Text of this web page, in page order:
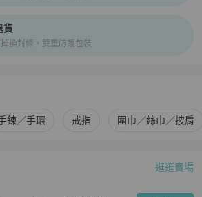
貨
換封條、雙重防護包裝
女士配件 相似商品推薦
鍊／手環 戒指 圍巾／絲巾／披肩
家 小花中古Hana vintage香港銅鑼灣店
逛逛賣場